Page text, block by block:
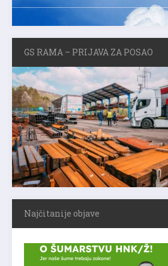
GS RAMA – PRIJAVA ZA POSAO
Najčitanije objave